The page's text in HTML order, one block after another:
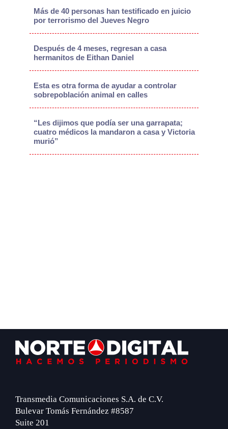
Más de 40 personas han testificado en juicio
por terrorismo del Jueves Negro
Después de 4 meses, regresan a casa
hermanitos de Eithan Daniel
Esta es otra forma de ayudar a controlar
sobrepoblación animal en calles
“Les dijimos que podía ser una garrapata;
cuatro médicos la mandaron a casa y Victoria
murió”
Footer
Transmedia Comunicaciones S.A. de C.V.
Bulevar Tomás Fernández #8587
Suite 201